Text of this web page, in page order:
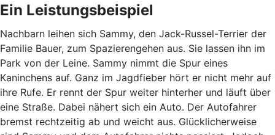
Ein Leistungsbeispiel
Nachbarn leihen sich Sammy, den Jack-Russel-Terrier der
Familie Bauer, zum Spazierengehen aus. Sie lassen ihn im
Park von der Leine. Sammy nimmt die Spur eines
Kaninchens auf. Ganz im Jagdfieber hört er nicht mehr auf
ihre Rufe. Er rennt der Spur weiter hinterher und läuft über
eine Straße. Dabei nähert sich ein Auto. Der Autofahrer
bremst rechtzeitig ab und weicht aus. Glücklicherweise